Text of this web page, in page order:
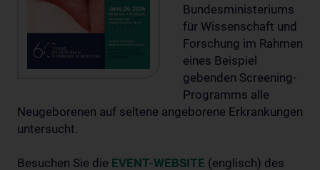
Bundesministeriums
für Wissenschaft und
Forschung im Rahmen
eines Beispiel
gebenden Screening-
Programms alle
Neugeborenen auf seltene angeborene Erkrankungen
untersucht.
Besuchen Sie die EVENT-WEBSITE (englisch) des